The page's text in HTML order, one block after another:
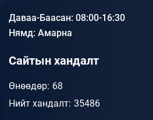
Даваа-Баасан: 08:00-
Нямд: Амарна
Сайтын хандалт
Өнөөдөр: 68
Нийт хандалт: 35486